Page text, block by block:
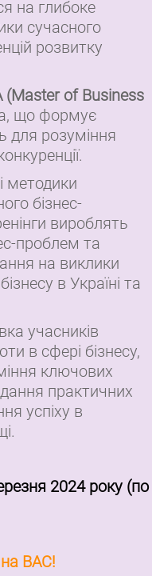
на глибоке
сучасного
розвитку
of Business
що формує
для розуміння
методики
бізнес-
вироблять
проблем та
на виклики
в Україні та
учасників
в сфері бізнесу,
ключових
практичних
успіху в
2024 року (по
ВАС!